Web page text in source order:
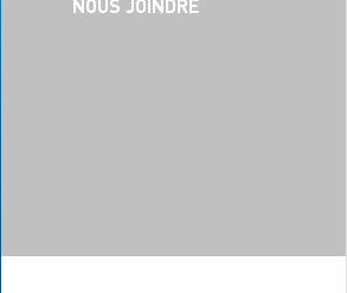
NOUS JOINDRE